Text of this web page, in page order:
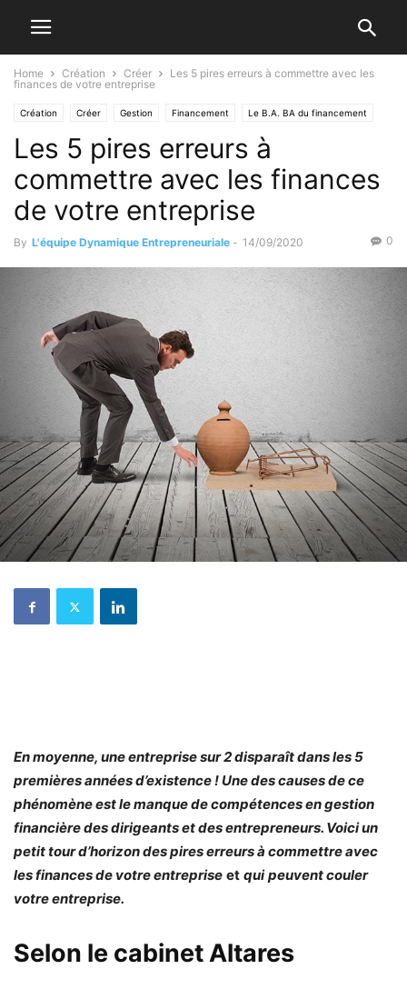
Home Création Créer
Les 5 pires erreurs à commettre avec les
finances de votre entreprise
Création Créer Gestion Financement Le B.A. BA du financement
Les 5 pires erreurs à
commettre avec les finances
de votre entreprise
By L'équipe Dynamique Entrepreneuriale - 14/09/2020 0
En moyenne, une entreprise sur 2 disparaît dans les 5
premières années d’existence ! Une des causes de ce
phénomène est le manque de compétences en gestion
financière des dirigeants et des entrepreneurs. Voici un
petit tour d’horizon des pires erreurs à commettre avec
les finances de votre entreprise et qui peuvent couler
votre entreprise.
Selon le cabinet Altares